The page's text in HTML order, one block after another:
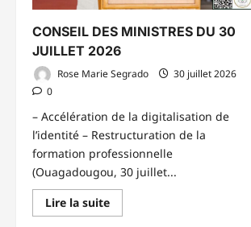
CONSEIL DES MINISTRES DU 30
JUILLET 2026
Rose Marie Segrado
30 juillet 2026
0
– Accélération de la digitalisation de
l’identité – Restructuration de la
formation professionnelle
(Ouagadougou, 30 juillet...
Lire la suiteEn
savoir